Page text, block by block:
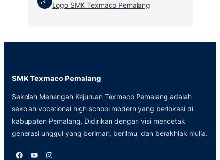
Logo SMK Texmaco Pemalang
SMK Texmaco Pemalang
Sekolah Menengah Kejuruan Texmaco Pemalang adalah
sekolah vocational high school modern yang berlokasi di
kabupaten Pemalang. Didirikan dengan visi mencetak
generasi unggul yang beriman, berilmu, dan berakhlak mulia.
Facebook YouTube Instagram